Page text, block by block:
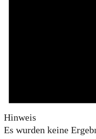
Hinweis
Es wurden keine